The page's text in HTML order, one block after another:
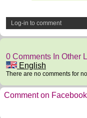
Log-in to comment
0 Comments In Other
English
There are no comments for
Comment on Facebook